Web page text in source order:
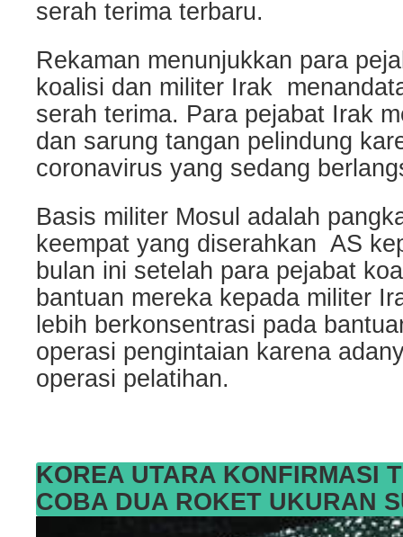
serah terima terbaru.
Rekaman menunjukkan para
koalisi dan militer Irak
serah terima. Para pejabat Irak
dan sarung tangan pelindung
coronavirus yang sedang
Basis militer Mosul adalah
keempat yang diserahkan AS
bulan ini setelah para pejabat
bantuan mereka kepada militer
lebih berkonsentrasi pada
operasi pengintaian karena
operasi pelatihan.
KOREA UTARA KONFIRMASI
COBA DUA ROKET UKURAN